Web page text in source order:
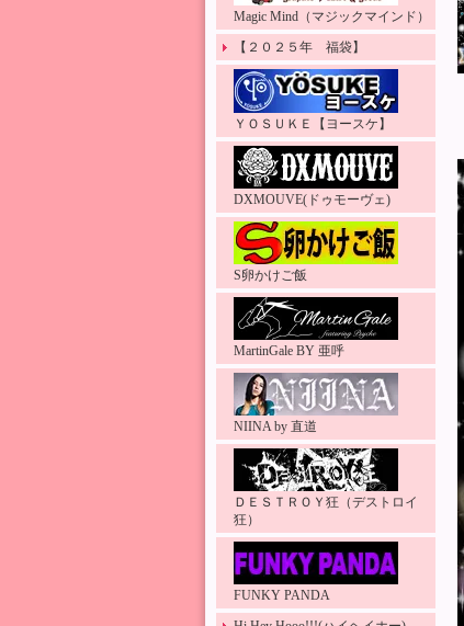
Magic Mind（マジックマインド）
【２０２５年 福袋】
ＹＯＳＵＫＥ【ヨースケ】
DXMOUVE(ドゥモーヴェ)
S卵かけご飯
MartinGale BY 亜呼
NIINA by 直道
ＤＥＳＴＲＯＹ狂（デストロイ
狂）
FUNKY PANDA